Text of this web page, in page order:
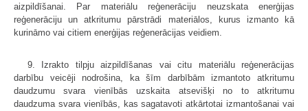
aizpildīšanai. Par materiālu reģenerāciju neuzskata enerģijas
reģenerāciju un atkritumu pārstrādi materiālos, kurus izmanto kā
kurināmo vai citiem enerģijas reģenerācijas veidiem.
9. Izrakto tilpju aizpildīšanas vai citu materiālu reģenerācijas
darbību veicēji nodrošina, ka šīm darbībām izmantoto atkritumu
daudzumu svara vienībās uzskaita atsevišķi no to atkritumu
daudzuma svara vienībās, kas sagatavoti atkārtotai izmantošanai vai